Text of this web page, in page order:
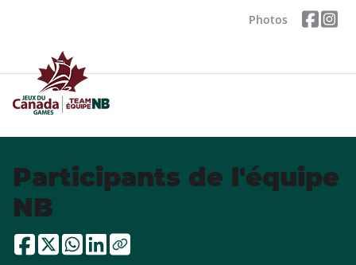
Photos
Participants de l'équipe
NB